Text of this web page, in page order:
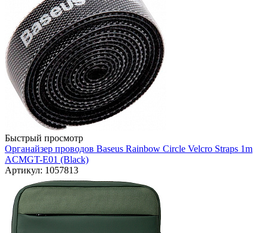
Быстрый просмотр
Органайзер проводов Baseus Rainbow Circle Velcro Straps 1m
ACMGT-E01 (Black)
Артикул: 1057813